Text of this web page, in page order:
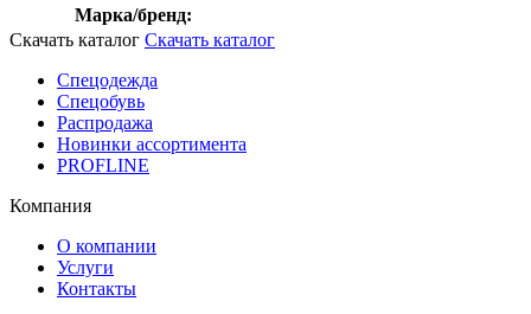
Марка/бренд:
Скачать каталог Скачать каталог
Спецодежда
Спецобувь
Распродажа
Новинки ассортимента
PROFLINE
Компания
О компании
Услуги
Контакты